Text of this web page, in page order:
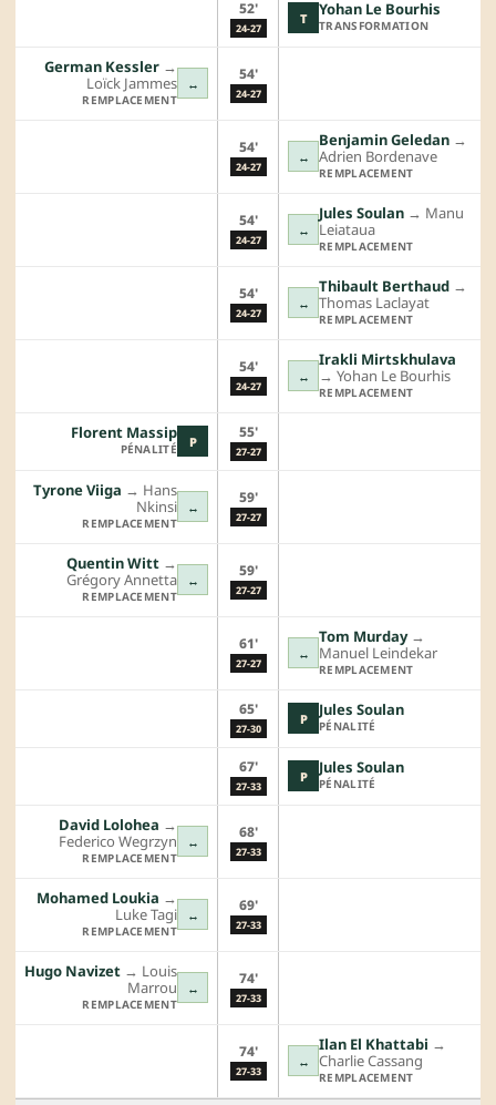
52'
24-27
T Yohan Le Bourhis
TRANSFORMATION
↔
German Kessler →︎
Loïck Jammes
REMPLACEMENT
54'
24-27
54'
24-27
↔
Benjamin Geledan →︎
Adrien Bordenave
REMPLACEMENT
54'
24-27
↔
Jules Soulan →︎ Manu
Leiataua
REMPLACEMENT
54'
24-27
↔
Thibault Berthaud →︎
Thomas Laclayat
REMPLACEMENT
54'
24-27
↔
Irakli Mirtskhulava
→︎ Yohan Le Bourhis
REMPLACEMENT
P
Florent Massip
PÉNALITÉ
55'
27-27
↔
Tyrone Viiga →︎ Hans
Nkinsi
REMPLACEMENT
59'
27-27
↔
Quentin Witt →︎
Grégory Annetta
REMPLACEMENT
59'
27-27
61'
27-27
↔
Tom Murday→︎
Manuel Leindekar
REMPLACEMENT
65'
27-30
P Jules Soulan
PÉNALITÉ
67'
27-33
P Jules Soulan
PÉNALITÉ
↔
David Lolohea →︎
Federico Wegrzyn
REMPLACEMENT
68'
27-33
↔
Mohamed Loukia →︎
Luke Tagi
REMPLACEMENT
69'
27-33
↔
Hugo Navizet →︎ Louis
Marrou
REMPLACEMENT
74'
27-33
74'
27-33
↔
Ilan El Khattabi →︎
Charlie Cassang
REMPLACEMENT